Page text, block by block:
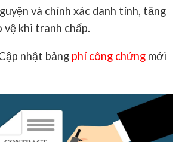
và chính xác danh tính, tăng
vệ khi tranh chấp.
nhật bảng phí công chứng mới